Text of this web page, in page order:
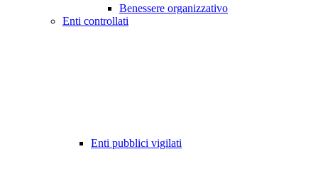
Benessere organizzativo
Enti controllati
Enti pubblici vigilati